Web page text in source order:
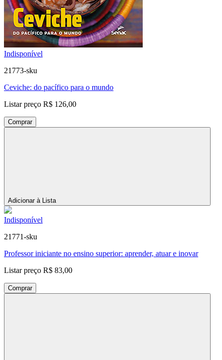
Indisponível
21773-sku
Ceviche: do pacífico para o mundo
Listar preço R$ 126,00
Comprar
Adicionar à Lista
Indisponível
21771-sku
Professor iniciante no ensino superior: aprender, atuar e inovar
Listar preço R$ 83,00
Comprar